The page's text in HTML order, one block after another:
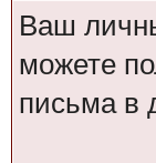
Ваш
можете
письма в